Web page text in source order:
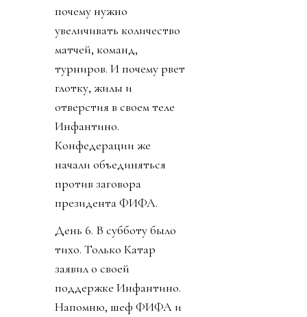
почему нужно
увеличивать количество
матчей, команд,
турниров. И почему рвет
глотку, жилы и
отверстия в своем теле
Инфантино.
Конфедерации же
начали объединяться
против заговора
президента ФИФА.
День 6. В субботу было
тихо. Только Катар
заявил о своей
поддержке Инфантино.
Напомню, шеф ФИФА и